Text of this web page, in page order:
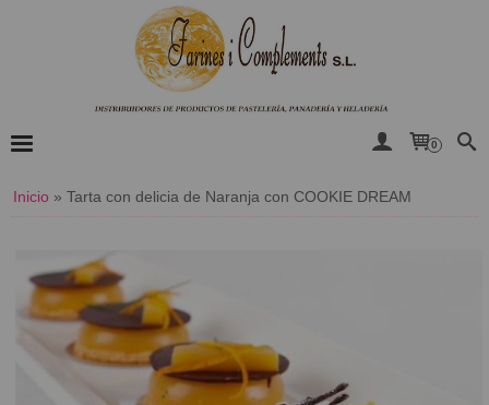
0
Inicio » ​Tarta con delicia de Naranja con COOKIE DREAM